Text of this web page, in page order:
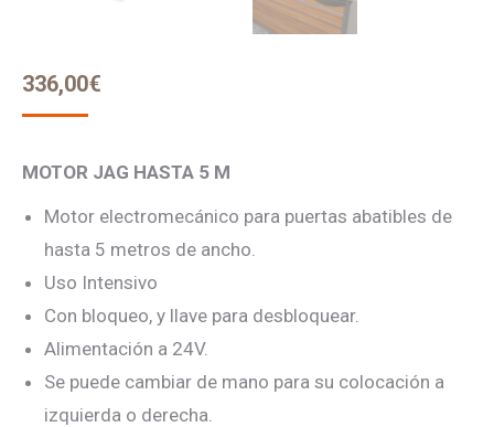
336,00€
MOTOR JAG HASTA 5 M
Motor electromecánico para puertas abatibles de
hasta 5 metros de ancho.
Uso Intensivo
Con bloqueo, y llave para desbloquear.
Alimentación a 24V.
Se puede cambiar de mano para su colocación a
izquierda o derecha.